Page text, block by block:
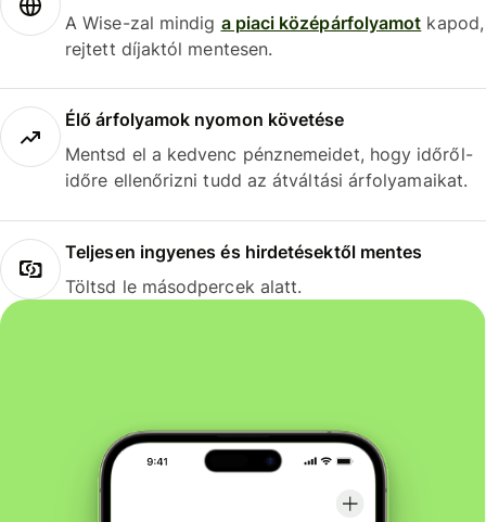
A Wise-zal mindig a piaci középárfolyamot kapod,
rejtett díjaktól mentesen.
Élő árfolyamok nyomon követése
Mentsd el a kedvenc pénznemeidet, hogy időről-
időre ellenőrizni tudd az átváltási árfolyamaikat.
Teljesen ingyenes és hirdetésektől mentes
Töltsd le másodpercek alatt.